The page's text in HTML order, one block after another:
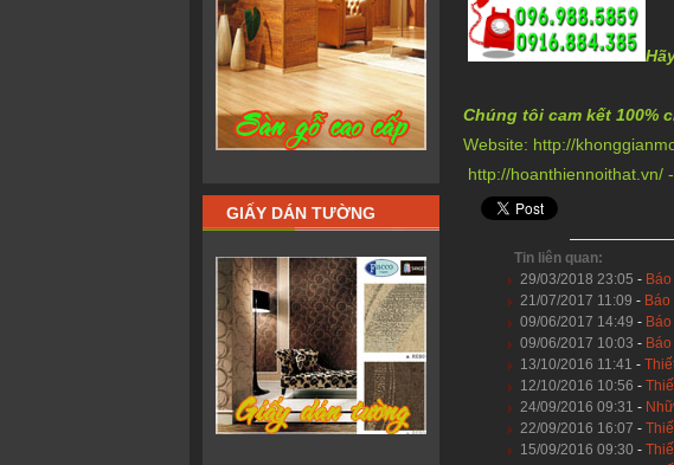
GIẤY DÁN TƯỜNG
Chúng tôi cam kết 100%
Website: http://
http://hoanthiennoithat.vn/ -
Tin liên quan:
29/03/2018 23:05 -
21/07/2017 11:09 -
09/06/2017 14:49 -
09/06/2017 10:03 -
13/10/2016 11:41 -
12/10/2016 10:56 -
24/09/2016 09:31 -
22/09/2016 16:07 -
15/09/2016 09:30 -